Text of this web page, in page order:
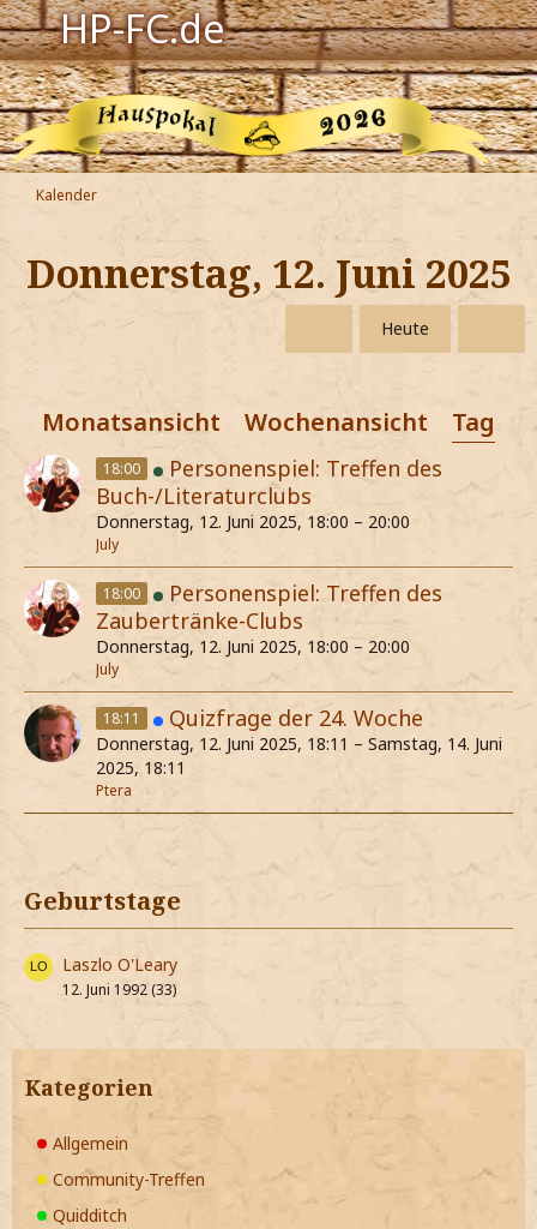
HP-FC.de
Navigation
Harry Potter
Der HP-FC
Hogwarts
Zauberwelt
Jetzt Fanclub-Mitglied werden!
Kalender
Donnerstag, 12. Juni 2025
Heute
Monatsansicht Wochenansicht
18:00
Personenspiel: Treffen des
Buch-/Literaturclubs
Donnerstag, 12. Juni 2025, 18:00 – 20:00
July
18:00
Personenspiel: Treffen des
Zaubertränke-Clubs
Donnerstag, 12. Juni 2025, 18:00 – 20:00
July
18:11 Quizfrage der 24. Woche
Donnerstag, 12. Juni 2025, 18:11 – Samstag, 14. Juni
2025, 18:11
Ptera
Geburtstage
Laszlo O'Leary
12. Juni 1992 (33)
Kategorien
Allgemein
Community-Treffen
Quidditch